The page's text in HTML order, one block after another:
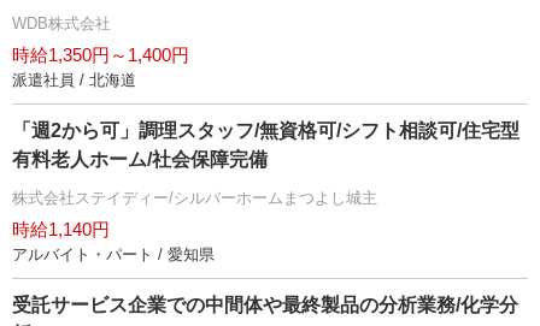
WDB株式会社
時給1,350円～1,400円
派遣社員 / 北海道
「週2から可」調理スタッフ/無資格可/シフト相談可/住宅型
有料老人ホーム/社会保障完備
株式会社ステイディー/シルバーホームまつよし城主
時給1,140円
アルバイト・パート / 愛知県
受託サービス企業での中間体や最終製品の分析業務/化学分